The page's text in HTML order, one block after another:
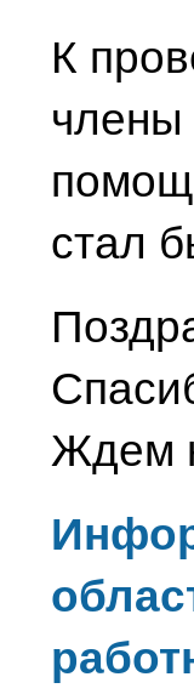
К
члены
стал
Ждем